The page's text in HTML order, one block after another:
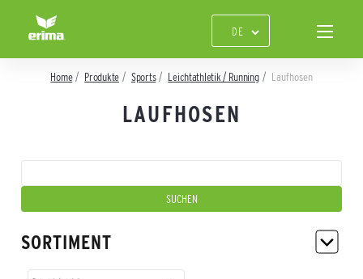
Home Produkte Sports Leichtathletik / Running Laufhosen
LAUFHOSEN
SORTIMENT